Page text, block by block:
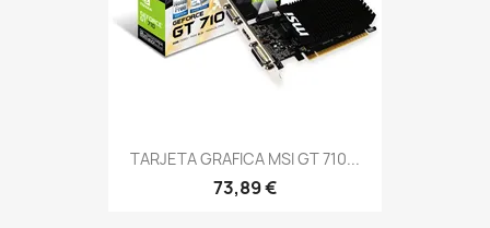
TARJETA GRAFICA MSI GT 710...
73,89 €